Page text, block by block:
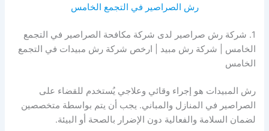
رش الصراصير في التجمع الخامس
1. شركة رش صراصير لدى شركة مكافحة الصراصير في التجمع
الخامس | شركة رش مبيد | ارخص شركة رش مبيدات في التجمع
الخامس
رش المبيدات هو إجراء وقائي وعلاجي يُستخدم للقضاء على
الصراصير في المنازل والمباني. يجب أن يتم بواسطة متخصصين
لضمان السلامة والفعالية دون الإضرار بالصحة أو البيئة.